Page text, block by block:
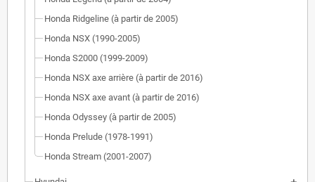
Honda Ridgeline (à partir de 2005)
Honda NSX (1990-2005)
Honda S2000 (1999-2009)
Honda NSX axe arrière (à partir de 2016)
Honda NSX axe avant (à partir de 2016)
Honda Odyssey (à partir de 2005)
Honda Prelude (1978-1991)
Honda Stream (2001-2007)